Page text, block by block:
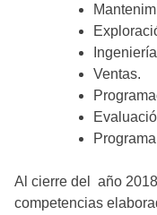
Ventas.
Al cierre del año
competencias